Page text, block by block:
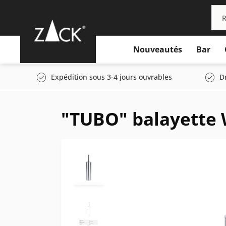
Nouveautés Bar
Expédition sous 3-4 jours ouvrables
"TUBO" balayette